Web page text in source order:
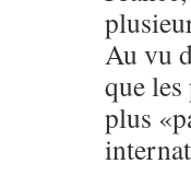
Au vu
que
plus